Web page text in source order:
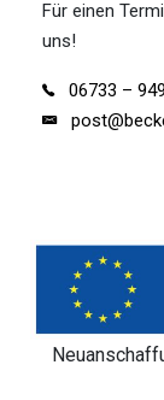
Für einen
uns!
06733 –
